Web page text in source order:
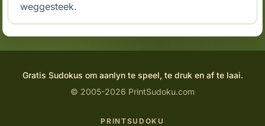
weggesteek.
Gratis Sudokus om aanlyn te speel, te druk en af te laai.
© 2005-2026 PrintSudoku.com
PRINTSUDOKU